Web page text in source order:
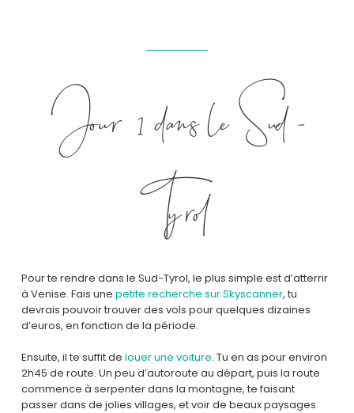
Jour 1 dans le Sud-
Tyrol
Pour te rendre dans le Sud-Tyrol, le plus simple est d’atterrir
à Venise. Fais unepetite recherche sur Skyscanner, tu
devrais pouvoir trouver des vols pour quelques dizaines
d’euros, en fonction de la période.
Ensuite, il te suffit de louer une voiture. Tu en as pour environ
2h45 de route. Un peu d’autoroute au départ, puis la route
commence à serpenter dans la montagne, te faisant
passer dans de jolies villages, et voir de beaux paysages.